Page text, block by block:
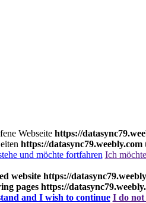
Webseite https://
https://datasync79.weebly.com
und möchte fortfahren Ich
website https://
pages https://
and I wish to continue I do not